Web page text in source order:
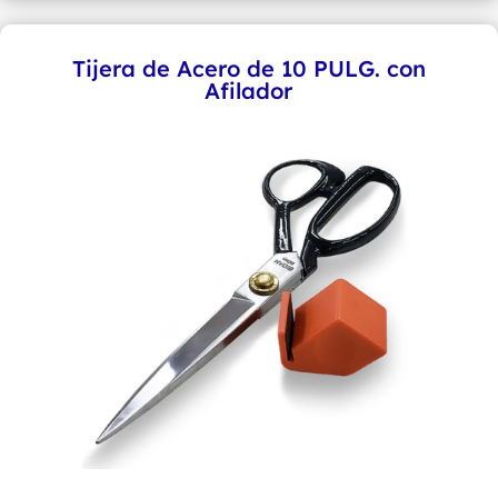
Pulg.
Afilador
Tijera de Acero de 10 PULG. con
Afilador